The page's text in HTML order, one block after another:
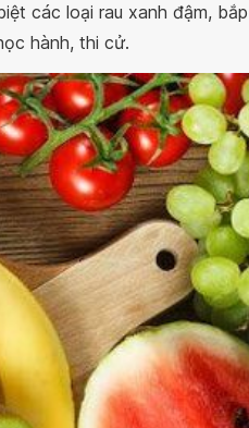
các loại rau xanh đậm, bắp
hành, thi cử.